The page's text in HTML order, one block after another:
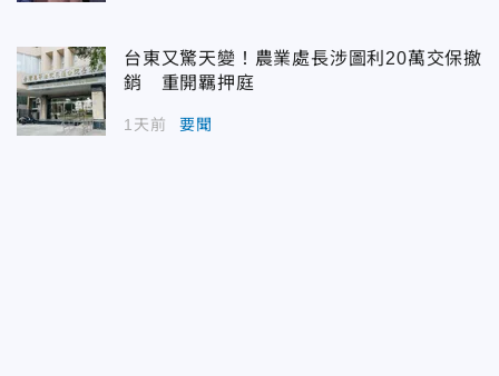
台東又驚天變！農業處長涉圖利20萬交保撤
銷 重開羈押庭
1天前 要聞